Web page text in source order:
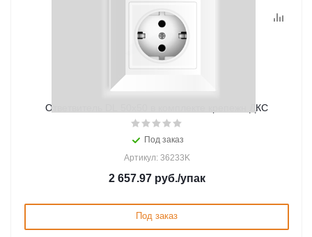
Ответвитель DL 50х50 в комплекте крепежн ДКС
Под заказ
Артикул: 36233K
2 657.97руб./упак
Под заказ